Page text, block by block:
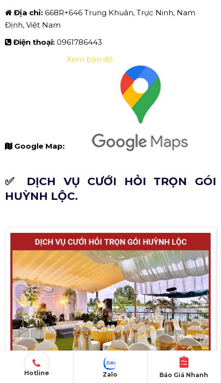
Địa chỉ: 668R+646 Trung Khuân, Trực Ninh, Nam
Định, Việt Nam
Điện thoại: 0961786443
Google Map:
Xem bản đồ
✅ DỊCH VỤ CƯỚI HỎI TRỌN GÓI
HUỲNH LỘC.
Hotline Báo Giá Nhanh
Zalo